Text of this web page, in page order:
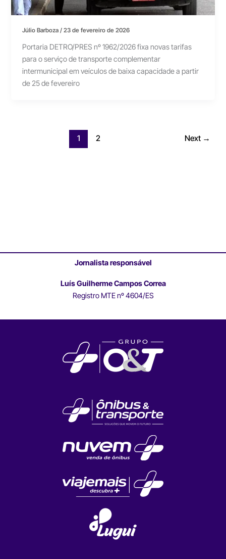
Júlio Barboza/23 de fevereiro de 2026
Portaria DETRO/PRES nº 1962/2026 fixa novas tarifas
para o serviço de transporte complementar
intermunicipal em veículos de baixa capacidade a partir
de 25 de fevereiro
1 2 Next →
Jornalista responsável
Luís Guilherme Campos Correa
Registro MTE nº 4604/ES